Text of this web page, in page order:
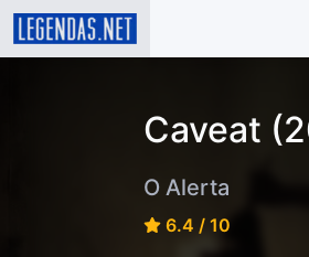
Caveat
O Alerta
6.4 / 10